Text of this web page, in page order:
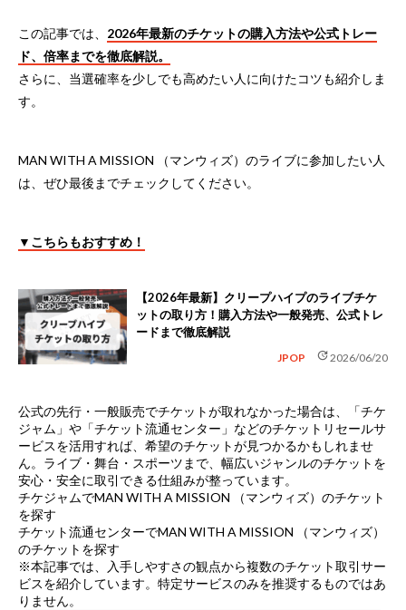
この記事では、 2026年最新のチケットの購入方法や公式トレー
ド、倍率までを徹底解説。
さらに、当選確率を少しでも高めたい人に向けたコツも紹介しま
す。
MAN WITH A MISSION （マンウィズ）のライブに参加したい人
は、ぜひ最後までチェックしてください。
▼こちらもおすすめ！
【2026年最新】クリープハイプのライブチケ
ットの取り方！購入方法や一般発売、公式トレ
ードまで徹底解説
JPOP update2026/06/20
公式の先行・一般販売でチケットが取れなかった場合は、
「チケ
ジャム」や「チケット流通センター」などのチケットリセールサ
ービスを活用すれば、希望のチケットが見つかるかもしれませ
ん。ライブ・舞台・スポーツまで、幅広いジャンルのチケットを
安心・安全に取引できる仕組みが整っています。
チケジャムでMAN WITH A MISSION （マンウィズ）のチケット
を探す
チケット流通センターでMAN WITH A MISSION （マンウィズ）
のチケットを探す
※本記事では、入手しやすさの観点から複数のチケット取引サー
ビスを紹介しています。特定サービスのみを推奨するものではあ
りません。